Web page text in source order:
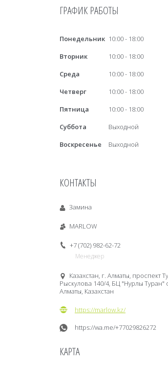
ГРАФИК РАБОТЫ
Понедельник 10:00
18:00
Вторник
10:00
18:00
Среда
10:00
18:00
Четверг
10:00
18:00
Пятница
10:00
18:00
Суббота
Выходной
Воскресенье
Выходной
КОНТАКТЫ
Замина
MARLOW
+7 (702) 982-62-72
Менеджер
Казахстан, г. Алматы, проспект
Рыскулова 140/4, БЦ "Нурлы Туран"
Алматы, Казахстан
https://marlow.kz/
https://wa.me/+77029826272
КАРТА